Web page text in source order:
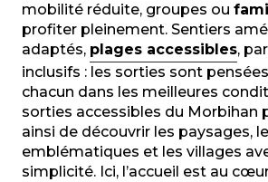
mobilité réduite, groupes ou
profiter pleinement. Sentiers
adaptés, plages accessibles,
inclusifs : les sorties sont
chacun dans les meilleures
sorties accessibles du Morbihan
ainsi de découvrir les paysages,
emblématiques et les villages
simplicité. Ici, l’accueil est au